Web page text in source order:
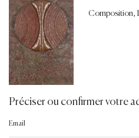
Composition,
Préciser ou confirmer votre
Email